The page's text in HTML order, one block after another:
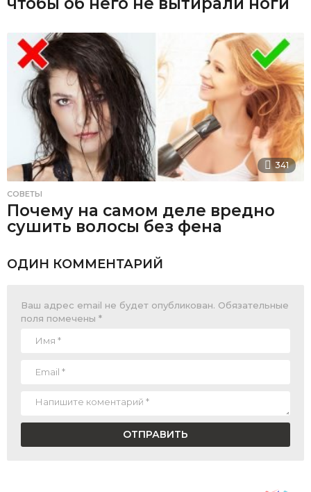
341
СОВЕТЫ
Почему на самом деле вредно
сушить волосы без фена
ОДИН КОММЕНТАРИЙ
Ваш адрес email не будет опубликован. Обязательные
поля помечены *